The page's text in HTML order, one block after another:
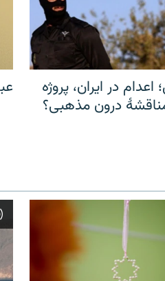
اعدام در ایران، پروژه
درون مذهبی؟